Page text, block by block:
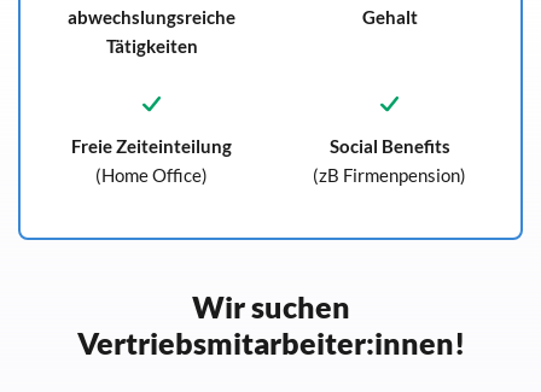
abwechslungsreiche
Tätigkeiten
Gehalt
Freie Zeiteinteilung
(Home Office)
Social Benefits
(zB Firmenpension)
Wir suchen
Vertriebsmitarbeiter:innen!